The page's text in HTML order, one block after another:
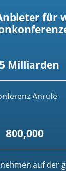
für
Milliarden
Anrufe
800,000
auf der